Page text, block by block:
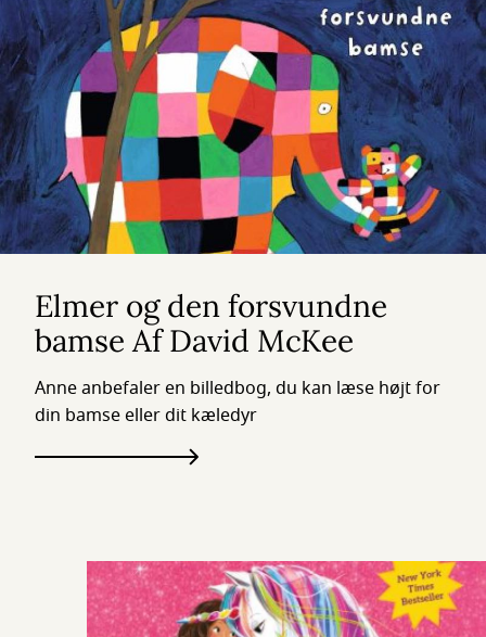
Elmer og den forsvundne
bamse Af David McKee
Anne anbefaler en billedbog, du kan læse højt for
din bamse eller dit kæledyr